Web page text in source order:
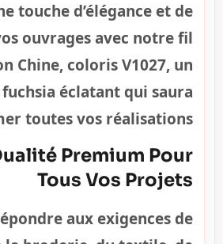
touche d’élégance et de
ouvrages avec notre fil
Chine, coloris V1027, un
éclatant qui saura
toutes vos réalisations.
Premium Pour
Tous Vos Projets
aux exigences de